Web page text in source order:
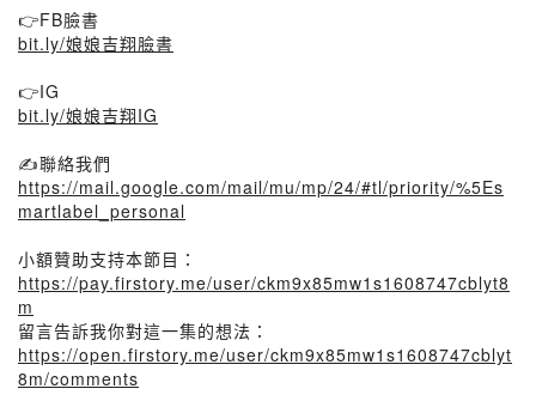
👉FB臉書
bit.ly/娘娘吉翔臉書
👉IG
bit.ly/娘娘吉翔IG
✍️聯絡我們
https://mail.google.com/mail/mu/mp/24/#tl/priority/%5Es
martlabel_personal
小額贊助支持本節目：
https://pay.firstory.me/user/ckm9x85mw1s1608747cblyt8
m
留言告訴我你對這一集的想法：
https://open.firstory.me/user/ckm9x85mw1s1608747cblyt
8m/comments